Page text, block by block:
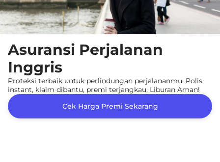
Asuransi Perjalanan
Inggris
Proteksi terbaik untuk perlindungan perjalananmu. Polis
instant, klaim dibantu, premi terjangkau, Liburan Aman!
Cek Harga Premi Sekarang